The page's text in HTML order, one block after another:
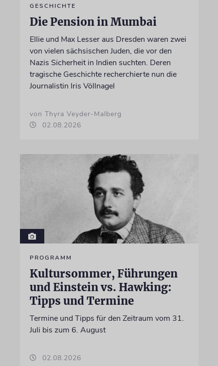
GESCHICHTE
Die Pension in Mumbai
Ellie und Max Lesser aus Dresden waren zwei
von vielen sächsischen Juden, die vor den
Nazis Sicherheit in Indien suchten. Deren
tragische Geschichte recherchierte nun die
Journalistin Iris Völlnagel
von Thyra Veyder-Malberg
02.08.2026
PROGRAMM
Kultursommer, Führungen
und Einstein vs. Hawking:
Tipps und Termine
Termine und Tipps für den Zeitraum vom 31.
Juli bis zum 6. August
02.08.2026